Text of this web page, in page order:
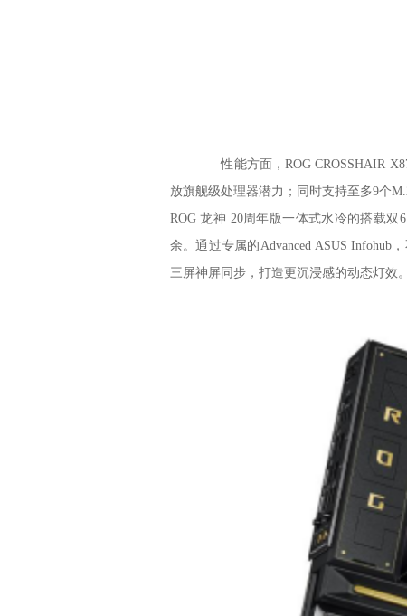
性能方面，ROG CROSSHAIR
放旗舰级处理器潜力；同时支持至多9个
ROG 龙神 20周年版一体式水冷的搭载
余。通过专属的Advanced ASUS Infohub
三屏神屏同步，打造更沉浸感的动态灯效。